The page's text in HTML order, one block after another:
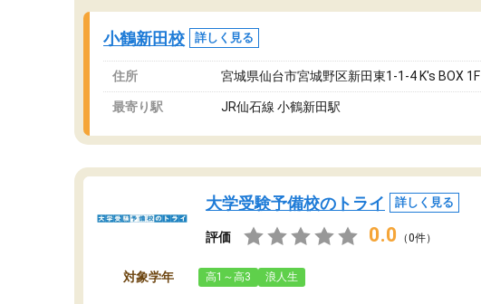
小鶴新田校 詳しく見る
住所 宮城県仙台市宮城野区新田東1-1-4 K's BOX 1F
最寄り駅 JR仙石線 小鶴新田駅
大学受験予備校のトライ 詳しく見る
評価 0.0 （0件）
対象学年 高1～高3 浪人生